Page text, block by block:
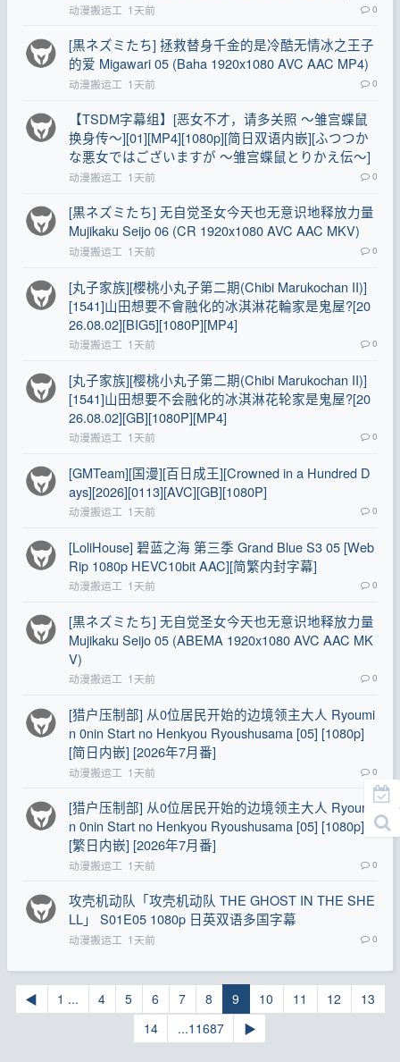
动漫搬运工 1天前 0
[黒ネズミたち] 拯救替身千金的是冷酷无情冰之王子
的爱 Migawari 05 (Baha 1920x1080 AVC AAC MP4)
动漫搬运工 1天前 0
【TSDM字幕组】[恶女不才，请多关照 ～雏宫蝶鼠
换身传～][01][MP4][1080p][简日双语内嵌][ふつつか
な悪女ではございますが ～雏宫蝶鼠とりかえ伝～]
动漫搬运工 1天前 0
[黒ネズミたち] 无自觉圣女今天也无意识地释放力量
Mujikaku Seijo 06 (CR 1920x1080 AVC AAC MKV)
动漫搬运工 1天前 0
[丸子家族][櫻桃小丸子第二期(Chibi Marukochan II)]
[1541]山田想要不會融化的冰淇淋花輪家是鬼屋?[20
26.08.02][BIG5][1080P][MP4]
动漫搬运工 1天前 0
[丸子家族][樱桃小丸子第二期(Chibi Marukochan II)]
[1541]山田想要不会融化的冰淇淋花轮家是鬼屋?[20
26.08.02][GB][1080P][MP4]
动漫搬运工 1天前 0
[GMTeam][国漫][百日成王][Crowned in a Hundred D
ays][2026][0113][AVC][GB][1080P]
动漫搬运工 1天前 0
[LoliHouse] 碧蓝之海 第三季 Grand Blue S3 05 [Web
Rip 1080p HEVC10bit AAC][简繁内封字幕]
动漫搬运工 1天前 0
[黒ネズミたち] 无自觉圣女今天也无意识地释放力量
Mujikaku Seijo 05 (ABEMA 1920x1080 AVC AAC MK
V)
动漫搬运工 1天前 0
[猎户压制部] 从0位居民开始的边境领主大人 Ryoumi
n 0nin Start no Henkyou Ryoushusama [05] [1080p]
[简日内嵌] [2026年7月番]
动漫搬运工 1天前 0
[猎户压制部] 从0位居民开始的边境领主大人 Ryoumi
n 0nin Start no Henkyou Ryoushusama [05] [1080p]
[繁日内嵌] [2026年7月番]
动漫搬运工 1天前 0
攻壳机动队「攻壳机动队 THE GHOST IN THE SHE
LL」 S01E05 1080p 日英双语多国字幕
动漫搬运工 1天前 0
◀ 1 ... 4 5 6 7 8 9 10 11 12
13
14
...11687 ▶